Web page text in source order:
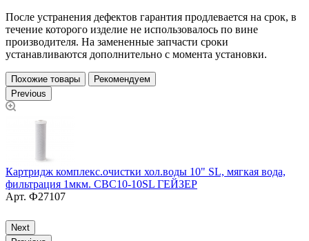
После устранения дефектов гарантия продлевается на срок, в
течение которого изделие не использовалось по вине
производителя. На замененные запчасти сроки
устанавливаются дополнительно с момента установки.
Похожие товары
Рекомендуем
Previous
Картридж комплекс.очистки хол.воды 10" SL, мягкая вода,
фильтрация 1мкм. CBC10-10SL ГЕЙЗЕР
Арт. Ф27107
Next